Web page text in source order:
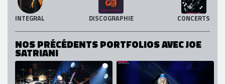
INTEGRAL DISCOGRAPHIE CONCERTS
NOS PRÉCÉDENTS PORTFOLIOS AVEC JOE
SATRIANI